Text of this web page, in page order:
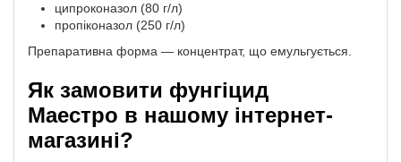
ципроконазол (80 г/л)
пропіконазол (250 г/л)
Препаративна форма — концентрат, що емульгується.
Як замовити фунгіцид
Маестро в нашому інтернет-
магазині?